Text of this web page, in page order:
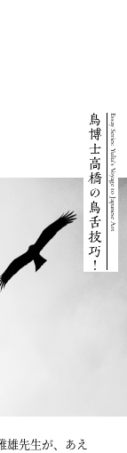
Essay Series: Yulia’s Voyage to Japanese Art
先生が、あえ